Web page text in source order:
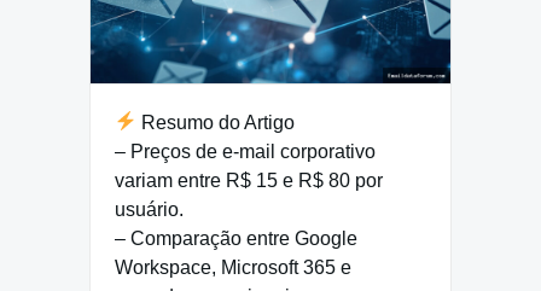
Resumo do Artigo
– Preços de e-mail corporativo
variam entre R$ 15 e R$ 80 por
usuário.
– Comparação entre Google
Workspace, Microsoft 365 e